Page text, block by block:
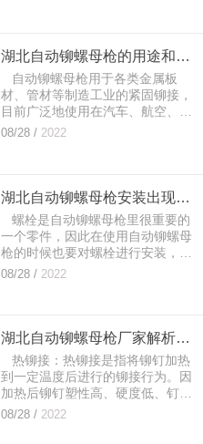
湖北自动铆螺母枪的用途和常见问题
自动铆螺母枪用于各类金属板
材、管材等制造工业的紧固铆接，
目前广泛地使用在汽车、航空、铁
道、制冷、电梯、开关、仪器、家
08/28 / 2022
湖北自动铆螺母枪安装出现的故障及排除方法
螺栓是自动铆螺母枪里很重要的
一个零件，因此在使用自动铆螺母
枪的时候也要对螺栓进行安装，但
是有很多人因为操作不当或者对产
08/28 / 2022
湖北自动铆螺母枪厂家解析热铆接与冷铆接区
热铆接：热铆接是指将铆钉加热
到一定温度后进行的铆接行为。因
加热后铆钉塑性高、硬度低、钉头
成形容易，所以进行热铆接时需用
08/28 / 2022